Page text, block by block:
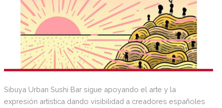
Sibuya Urban Sushi Bar sigue apoyando el arte y la
expresión artística dando visibilidad a creadores españoles